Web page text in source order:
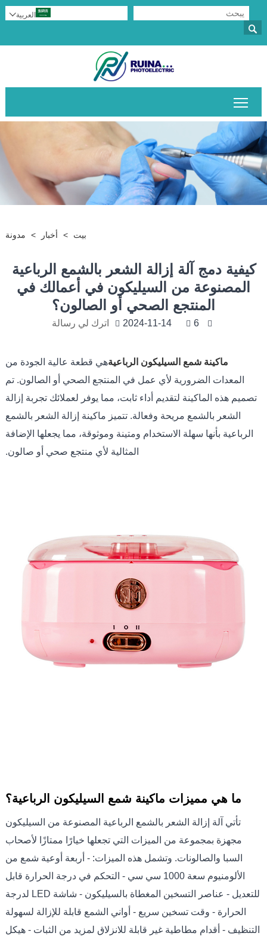

العربية
بيت > أخبار > مدونة
كيفية دمج آلة إزالة الشعر بالشمع الرباعية
المصنوعة من السيليكون في أعمالك في
المنتجع الصحي أو الصالون؟
2024-11-14 6 اترك لي رسالة
ماكينة شمع السيليكون الرباعيةهي قطعة عالية الجودة من
المعدات الضرورية لأي عمل في المنتجع الصحي أو الصالون. تم
تصميم هذه الماكينة لتقديم أداء ثابت، مما يوفر لعملائك تجربة إزالة
الشعر بالشمع مريحة وفعالة. تتميز ماكينة إزالة الشعر بالشمع
الرباعية بأنها سهلة الاستخدام ومتينة وموثوقة، مما يجعلها الإضافة
المثالية لأي منتجع صحي أو صالون.
ما هي مميزات ماكينة شمع السيليكون الرباعية؟
تأتي آلة إزالة الشعر بالشمع الرباعية المصنوعة من السيليكون
مجهزة بمجموعة من الميزات التي تجعلها خيارًا ممتازًا لأصحاب
السبا والصالونات. وتشمل هذه الميزات: - أربعة أوعية شمع من
الألومنيوم سعة 1000 سي سي - التحكم في درجة الحرارة قابل
للتعديل - عناصر التسخين المغطاة بالسيليكون - شاشة LED لدرجة
الحرارة - وقت تسخين سريع - أواني الشمع قابلة للإزالة لسهولة
التنظيف - أقدام مطاطية غير قابلة للانزلاق لمزيد من الثبات - هيكل